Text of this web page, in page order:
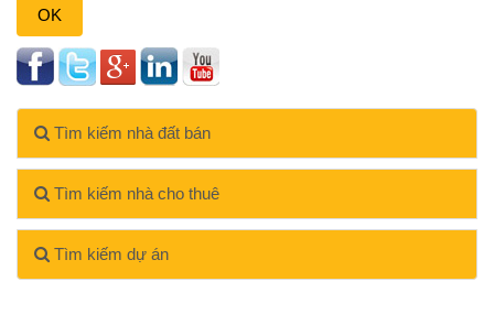
OK
Tìm kiếm nhà đất bán
Tìm kiếm nhà cho thuê
Tìm kiếm dự án